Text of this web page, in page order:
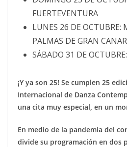
FUERTEVENTURA
LUNES 26 DE OCTUBRE:
PALMAS DE GRAN
SÁBADO 31 DE
¡Y ya son 25! Se cumplen 25
Internacional de Danza
una cita muy especial, en un
En medio de la pandemia del
divide su programación en dos